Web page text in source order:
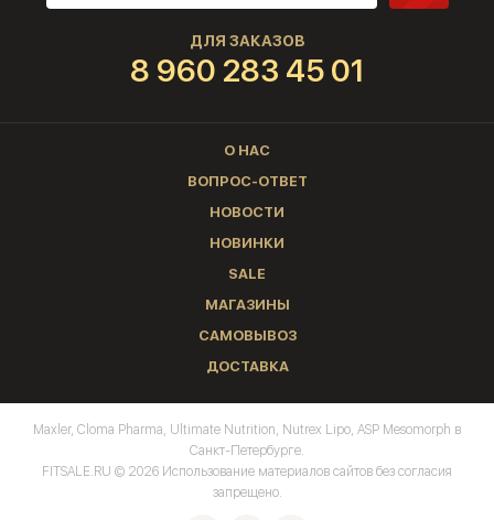
ДЛЯ ЗАКАЗОВ
8 960 283 45 01
О НАС
ВОПРОС-ОТВЕТ
НОВОСТИ
НОВИНКИ
SALE
МАГАЗИНЫ
САМОВЫВОЗ
ДОСТАВКА
Maxler, Cloma Pharma, Ultimate Nutrition, Nutrex Lipo, ASP Mesomorph в
Санкт-Петербурге.
FITSALE.RU © 2026 Использование материалов сайтов без согласия
запрещено.